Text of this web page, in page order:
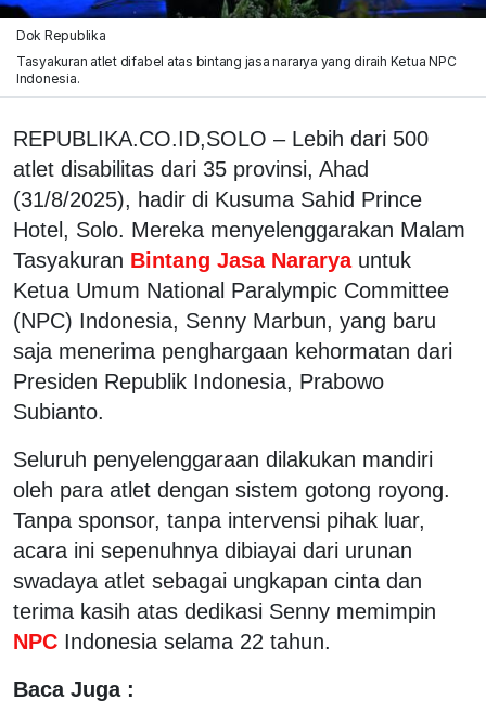
Dok Republika
Tasyakuran atlet difabel atas bintang jasa nararya yang diraih Ketua NPC
Indonesia.
REPUBLIKA.CO.ID,SOLO – Lebih dari 500
atlet disabilitas dari 35 provinsi, Ahad
(31/8/2025), hadir di Kusuma Sahid Prince
Hotel, Solo. Mereka menyelenggarakan Malam
Tasyakuran Bintang Jasa Nararya untuk
Ketua Umum National Paralympic Committee
(NPC) Indonesia, Senny Marbun, yang baru
saja menerima penghargaan kehormatan dari
Presiden Republik Indonesia, Prabowo
Subianto.
Seluruh penyelenggaraan dilakukan mandiri
oleh para atlet dengan sistem gotong royong.
Tanpa sponsor, tanpa intervensi pihak luar,
acara ini sepenuhnya dibiayai dari urunan
swadaya atlet sebagai ungkapan cinta dan
terima kasih atas dedikasi Senny memimpin
NPC Indonesia selama 22 tahun.
Baca Juga :